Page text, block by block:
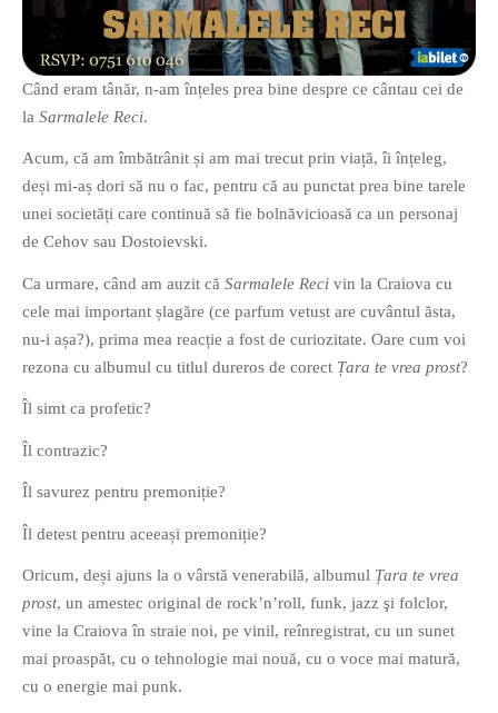
poezia cu umorul.
DESCARCĂ!
If you like movies, words and
mind games, then this is the
challenge of creating your
own acrostics and describing
famous movies by using the
very letters of their titles!
Când eram tânăr, n-am înțeles prea bine despre ce cântau cei de
la Sarmalele Reci.
Acum, că am îmbătrânit și am mai trecut prin viață, îi înțeleg,
deși mi-aș dori să nu o fac, pentru că au punctat prea bine tarele
unei societăți care continuă să fie bolnăvicioasă ca un personaj
de Cehov sau Dostoievski.
Ca urmare, când am auzit că Sarmalele Reci vin la Craiova cu
cele mai important șlagăre (ce parfum vetust are cuvântul ăsta,
nu-i așa?), prima mea reacție a fost de curiozitate. Oare cum voi
rezona cu albumul cu titlul dureros de corect Țara te vrea prost?
Îl simt ca profetic?
Îl contrazic?
Îl savurez pentru premoniție?
Îl detest pentru aceeași premoniție?
Oricum, deși ajuns la o vârstă venerabilă, albumul Țara te vrea
prost, un amestec original de rock’n’roll, funk, jazz şi folclor,
vine la Craiova în straie noi, pe vinil, reînregistrat, cu un sunet
mai proaspăt, cu o tehnologie mai nouă, cu o voce mai matură,
cu o energie mai punk.